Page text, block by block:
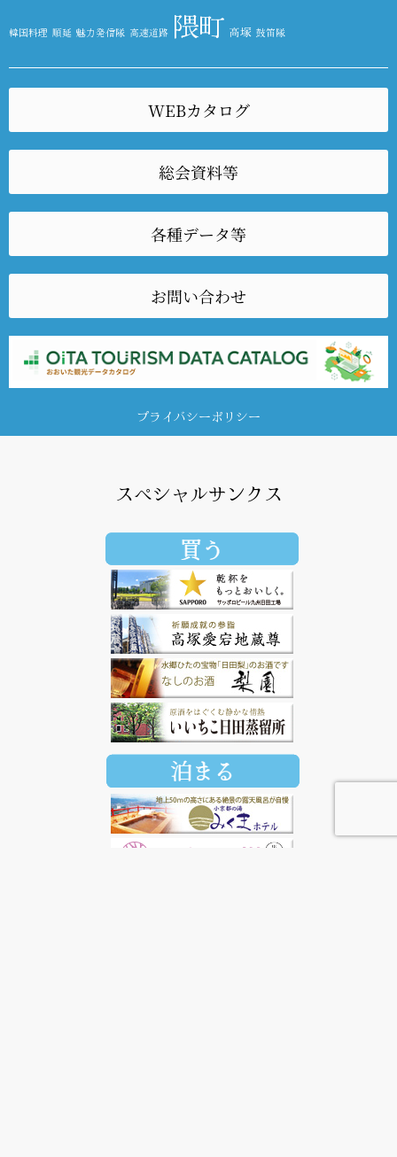
韓国料理 順延 魅力発信隊 高速道路 隈町 高塚 鼓笛隊
WEBカタログ
総会資料等
各種データ等
お問い合わせ
プライバシーポリシー
スペシャルサンクス